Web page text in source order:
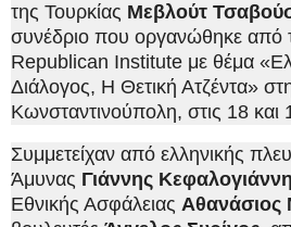
της Τουρκίας Μεβλούτ
συνέδριο που οργανώθηκε από
Republican Institute με θέμα
Διάλογος, Η Θετική Ατζέντα»
Κωνσταντινούπολη, στις 18 και
Συμμετείχαν από ελληνικής
Άμυνας Γιάννης
Εθνικής Ασφάλειας Αθανάσιος